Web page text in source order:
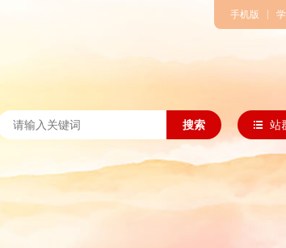
手机版
站
搜索